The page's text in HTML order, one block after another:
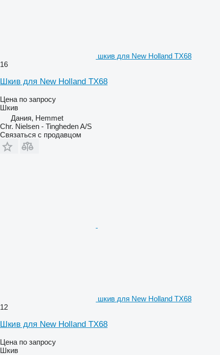
шкив для New Holland TX68
16
Шкив для New Holland TX68
Цена по запросу
Шкив
Дания, Hemmet
Chr. Nielsen - Tingheden A/S
Связаться с продавцом
шкив для New Holland TX68
12
Шкив для New Holland TX68
Цена по запросу
Шкив